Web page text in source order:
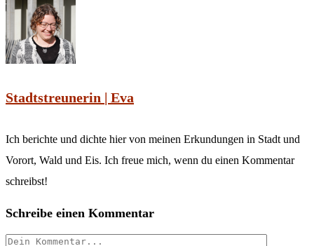
Stadtstreunerin | Eva
Ich berichte und dichte hier von meinen Erkundungen in Stadt und
Vorort, Wald und Eis. Ich freue mich, wenn du einen Kommentar
schreibst!
Schreibe einen Kommentar